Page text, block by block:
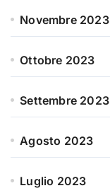
Novembre 2023
Ottobre 2023
Settembre 2023
Agosto 2023
Luglio 2023